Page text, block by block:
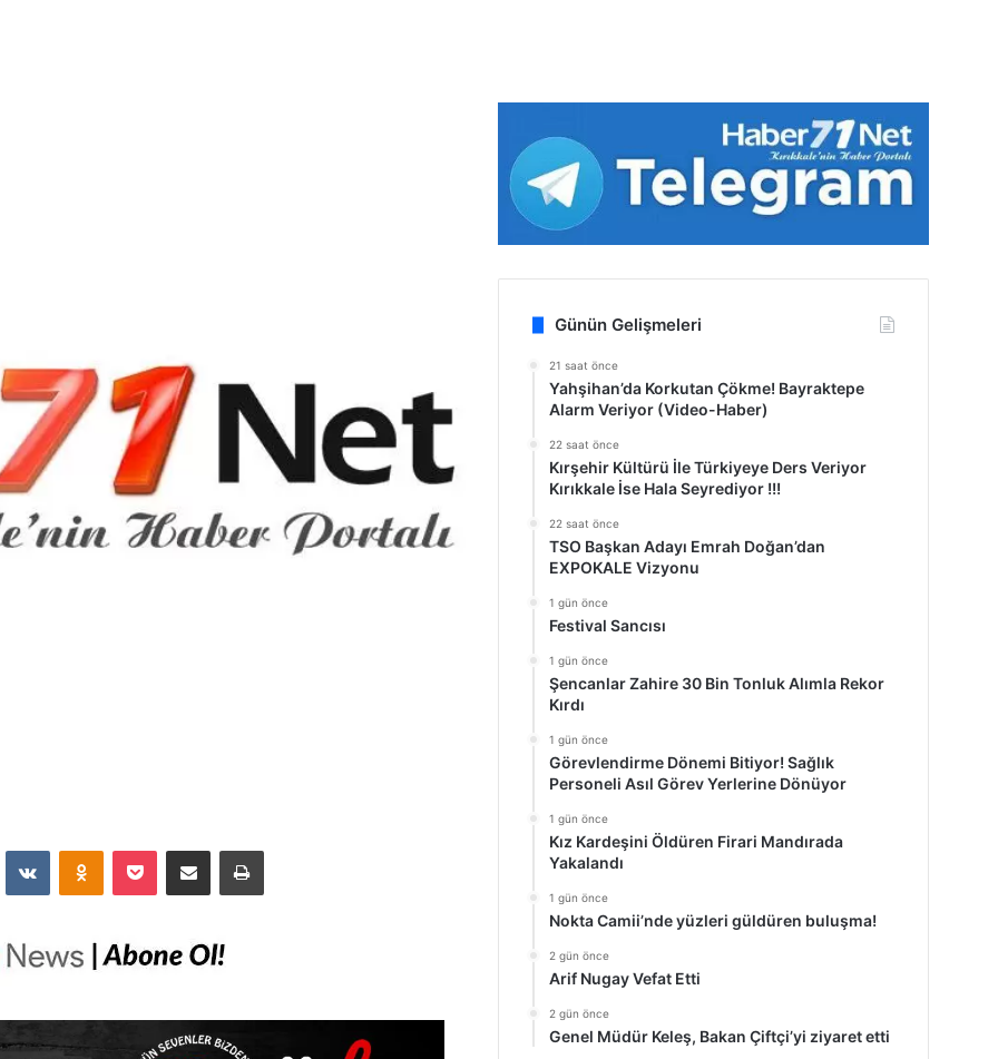
Günün Gelişmeleri
21 saat önce
Yahşihan’da Korkutan Çökme! Bayraktepe
Alarm Veriyor (Video-Haber)
22 saat önce
Kırşehir Kültürü İle Türkiyeye Ders Veriyor
Kırıkkale İse Hala Seyrediyor !!!
22 saat önce
TSO Başkan Adayı Emrah Doğan’dan
EXPOKALE Vizyonu
1 gün önce
Festival Sancısı
1 gün önce
Şencanlar Zahire 30 Bin Tonluk Alımla Rekor
Kırdı
1 gün önce
Görevlendirme Dönemi Bitiyor! Sağlık
Personeli Asıl Görev Yerlerine Dönüyor
1 gün önce
Kız Kardeşini Öldüren Firari Mandırada
Yakalandı
1 gün önce
Nokta Camii’nde yüzleri güldüren buluşma!
2 gün önce
Arif Nugay Vefat Etti
2 gün önce
Genel Müdür Keleş, Bakan Çiftçi’yi ziyaret etti